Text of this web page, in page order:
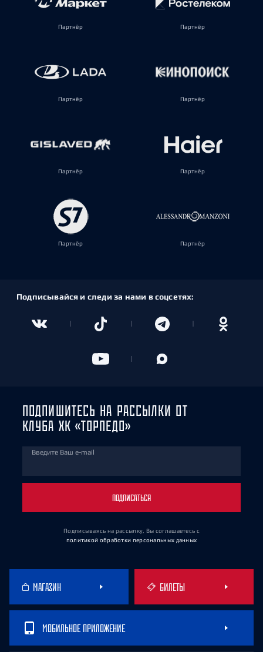
Партнёр Партнёр
Партнёр Партнёр
Партнёр Партнёр
Партнёр Партнёр
Подписывайся и следи за нами в соцсетях:
ПОДПИШИТЕСЬ НА РАССЫЛКИ ОТ
КЛУБА ХК «ТОРПЕДО»
Введите Ваш e-mail
ПОДПИСАТЬСЯ
Подписываясь на рассылку, Вы соглашаетесь с
политикой обработки персональных данных
МАГАЗИН БИЛЕТЫ
МОБИЛЬНОЕ ПРИЛОЖЕНИЕ